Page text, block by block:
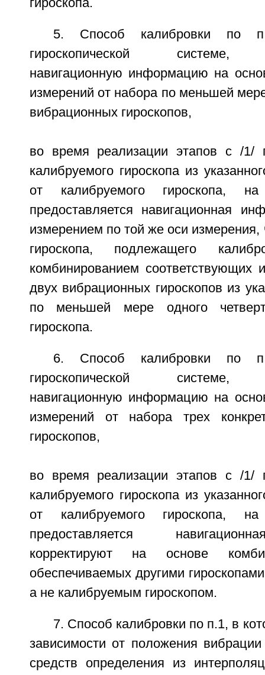
гироскопа.
5. Способ калибровки по
гироскопической системе,
навигационную информацию на
измерений от набора по меньшей
вибрационных гироскопов,
во время реализации этапов с /1/
калибруемого гироскопа из
от калибруемого гироскопа,
предоставляется навигационная
измерением по той же оси измерения,
гироскопа, подлежащего
комбинированием соответствующих
двух вибрационных гироскопов из
по меньшей мере одного
гироскопа.
6. Способ калибровки по
гироскопической системе,
навигационную информацию на
измерений от набора трех
гироскопов,
во время реализации этапов с /1/
калибруемого гироскопа из
от калибруемого гироскопа,
предоставляется
корректируют на основе
обеспечиваемых другими
а не калибруемым гироскопом.
7. Способ калибровки по п.1, в
зависимости от положения
средств определения из